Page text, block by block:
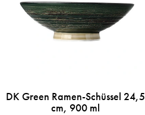
DK Green Ramen-Schüssel 24,5
cm, 900 ml